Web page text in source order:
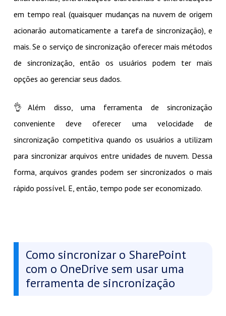
em tempo real (quaisquer mudanças na nuvem de origem
acionarão automaticamente a tarefa de sincronização), e
mais. Se o serviço de sincronização oferecer mais métodos
de sincronização, então os usuários podem ter mais
opções ao gerenciar seus dados.
👌Além disso, uma ferramenta de sincronização
conveniente deve oferecer uma velocidade de
sincronização competitiva quando os usuários a utilizam
para sincronizar arquivos entre unidades de nuvem. Dessa
forma, arquivos grandes podem ser sincronizados o mais
rápido possível. E, então, tempo pode ser economizado.
Como sincronizar o SharePoint
com o OneDrive sem usar uma
ferramenta de sincronização